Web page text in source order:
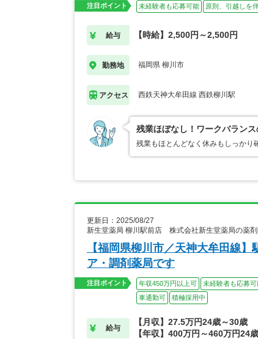
注目ポイント 未経験者も応募可能 原則、引越しを
給与 【時給】2,500円～2,500円
勤務地 福岡県 柳川市
アクセス 西鉄天神大牟田線 西鉄柳川駅
残業ほぼなし！ワークバランス
残業もほとんどなく休みもしっかり
更新日：2025/08/27
新生堂薬局 柳川駅前店 株式会社新生堂薬局の薬剤
【福岡県柳川市／天神大牟田線
ア・調剤薬局です
注目ポイント 年収450万円以上可 未経験者も応募可
車通勤可
積極採用中
給与
【月収】27.5万円24歳～30歳
【年収】400万円～460万円24